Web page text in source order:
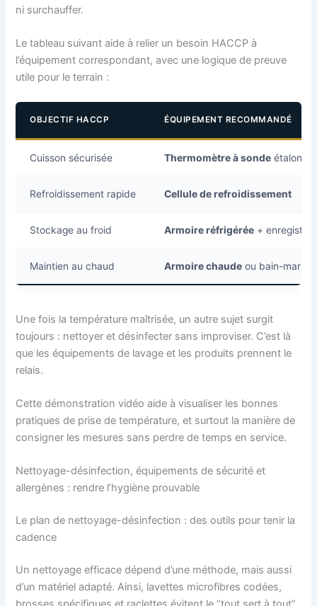
ni surchauffer.
Le tableau suivant aide à relier un besoin HACCP à
l’équipement correspondant, avec une logique de preuve
utile pour le terrain :
OBJECTIF HACCP ÉQUIPEMENT RECOMMANDÉ
Cuisson sécurisée Thermomètre à sonde
Refroidissement rapide Cellule de refroidissement
Stockage au froid Armoire réfrigérée +
Maintien au chaud Armoire chaude ou bain-marie
Une fois la température maîtrisée, un autre sujet surgit
toujours : nettoyer et désinfecter sans improviser. C’est là
que les équipements de lavage et les produits prennent le
relais.
Cette démonstration vidéo aide à visualiser les bonnes
pratiques de prise de température, et surtout la manière de
consigner les mesures sans perdre de temps en service.
Nettoyage-désinfection, équipements de sécurité et
allergènes : rendre l’hygiène prouvable
Le plan de nettoyage-désinfection : des outils pour tenir la
cadence
Un nettoyage efficace dépend d’une méthode, mais aussi
d’un matériel adapté. Ainsi, lavettes microfibres codées,